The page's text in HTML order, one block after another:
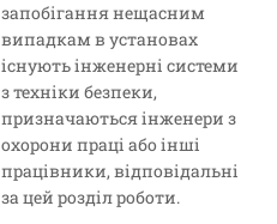
запобігання нещасним
випадкам в установах
існують інженерні системи
з техніки безпеки,
призначаються інженери з
охорони праці або інші
працівники, відповідальні
за цей розділ роботи.